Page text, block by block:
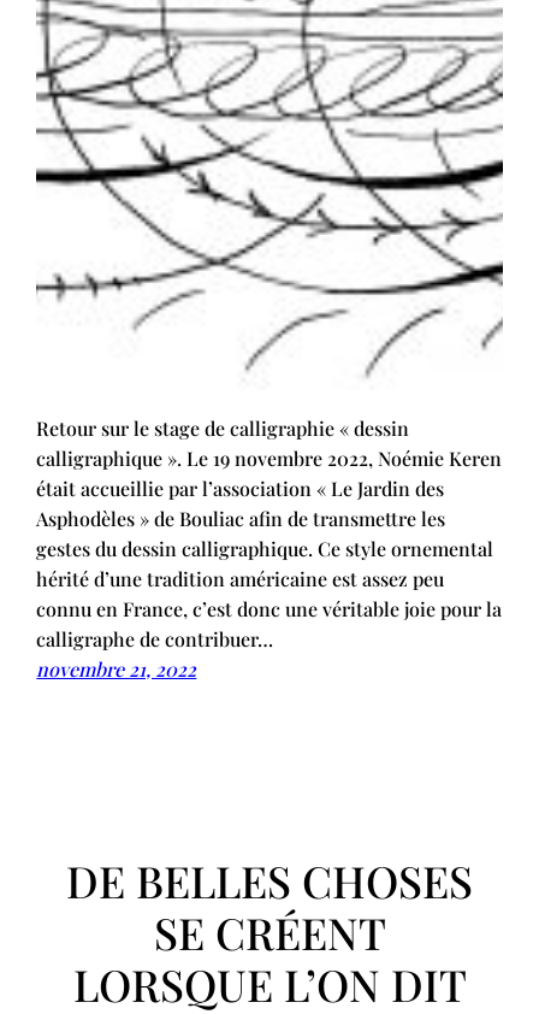
Retour sur le stage de calligraphie « dessin
calligraphique ». Le 19 novembre 2022, Noémie Keren
était accueillie par l’association « Le Jardin des
Asphodèles » de Bouliac afin de transmettre les
gestes du dessin calligraphique. Ce style ornemental
hérité d’une tradition américaine est assez peu
connu en France, c’est donc une véritable joie pour la
calligraphe de contribuer…
novembre 21, 2022
DE BELLES CHOSES
SE CRÉENT
LORSQUE L’ON DIT